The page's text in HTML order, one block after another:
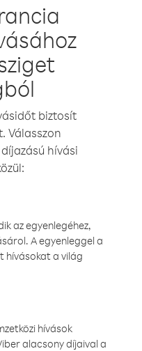
biztosít
Válasszon
hívási
az egyenlegéhez,
A egyenleggel a
hívásokat a világ
hívások
alacsony díjaival a